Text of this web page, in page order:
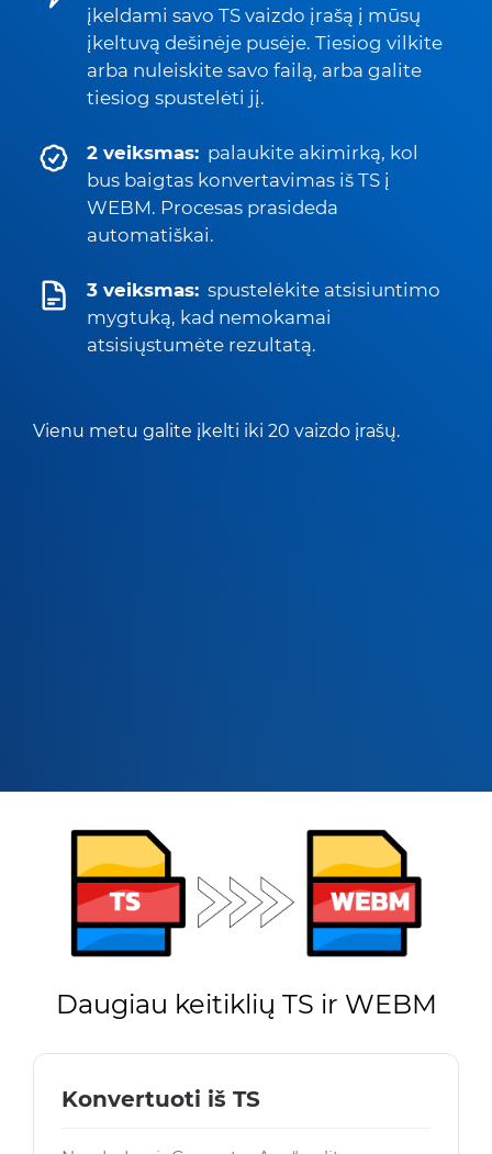
įkeldami savo TS vaizdo įrašą į mūsų
įkeltuvą dešinėje pusėje. Tiesiog vilkite
arba nuleiskite savo failą, arba galite
tiesiog spustelėti jį.
2 veiksmas: palaukite akimirką, kol
bus baigtas konvertavimas iš TS į
WEBM. Procesas prasideda
automatiškai.
3 veiksmas: spustelėkite atsisiuntimo
mygtuką, kad nemokamai
atsisiųstumėte rezultatą.
Vienu metu galite įkelti iki 20 vaizdo įrašų.
Daugiau keitiklių TS ir WEBM
Konvertuoti iš TS